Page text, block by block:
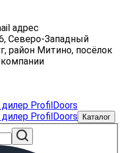
адрес
Северо-Западный
район Митино, посёлок
Каталог